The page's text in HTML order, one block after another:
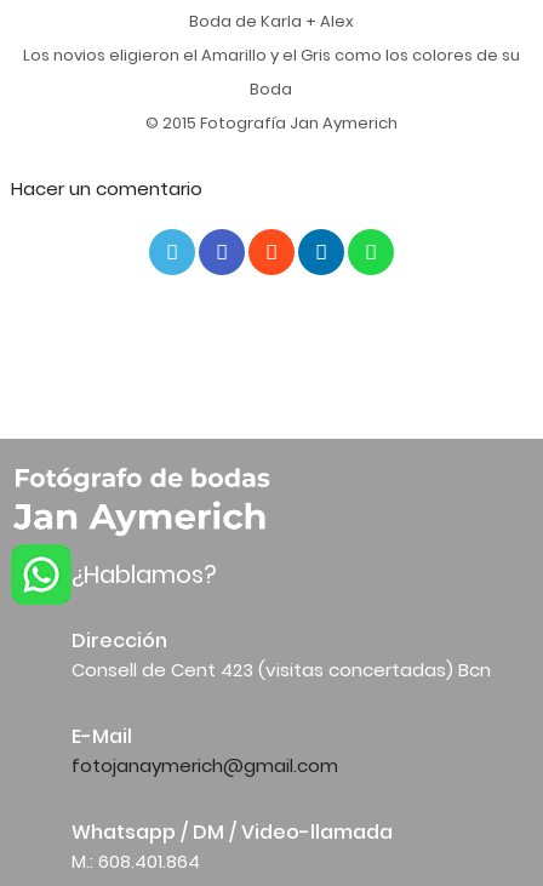
Boda de Karla + Alex
Los novios eligieron el Amarillo y el Gris como los colores de su
Boda
© 2015 Fotografía Jan Aymerich
Hacer un comentario
¿Hablamos?
Dirección
Consell de Cent 423 (visitas concertadas) Bcn
E-Mail
fotojanaymerich@gmail.com
Whatsapp / DM / Video-llamada
M.: 608.401.864